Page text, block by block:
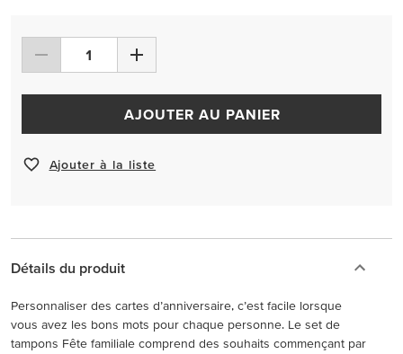
AJOUTER AU PANIER
Ajouter à la liste
Détails du produit
Personnaliser des cartes d’anniversaire, c’est facile lorsque
vous avez les bons mots pour chaque personne. Le set de
tampons Fête familiale comprend des souhaits commençant par